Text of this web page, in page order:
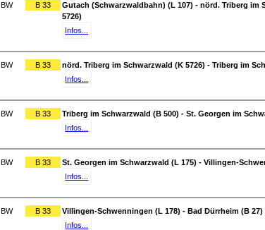
BW B 33
Gutach (Schwarzwaldbahn) (L 107) - nörd. Triberg im
5726)
Infos...
BW B 33
nörd. Triberg im Schwarzwald (K 5726) - Triberg im
Infos...
BW B 33
Triberg im Schwarzwald (B 500) - St. Georgen im
Infos...
BW B 33
St. Georgen im Schwarzwald (L 175) - Villingen-
Infos...
BW B 33
Villingen-Schwenningen (L 178) - Bad Dürrheim (B 27)
Infos...